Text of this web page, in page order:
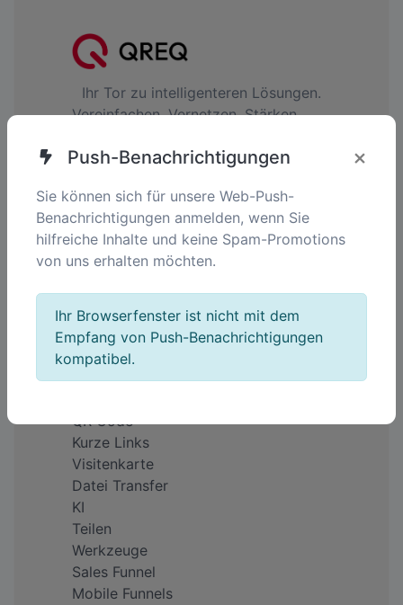
Ihr Tor zu intelligenteren Lösungen.
Vereinfachen. Vernetzen. Stärken..
Unternehmen
Impressum
Warum QREQ?
Feedback
Preise
QR Code
Kurze Links
Visitenkarte
Datei Transfer
KI
Teilen
Werkzeuge
Sales Funnel
Mobile Funnels
Push-Benachrichtigungen ×
Sie können sich für unsere Web-Push-
Benachrichtigungen anmelden, wenn Sie
hilfreiche Inhalte und keine Spam-Promotions
von uns erhalten möchten.
Ihr Browserfenster ist nicht mit dem
Empfang von Push-Benachrichtigungen
kompatibel.